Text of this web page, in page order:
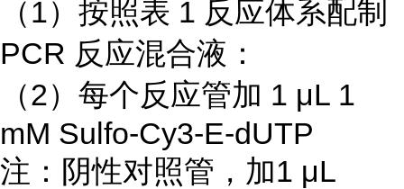
（1）按照表 1 反应体系配制
PCR 反应混合液：
（2）每个反应管加 1 μL 1
mM Sulfo-Cy3-E-dUTP
注：阴性对照管，加1 μL